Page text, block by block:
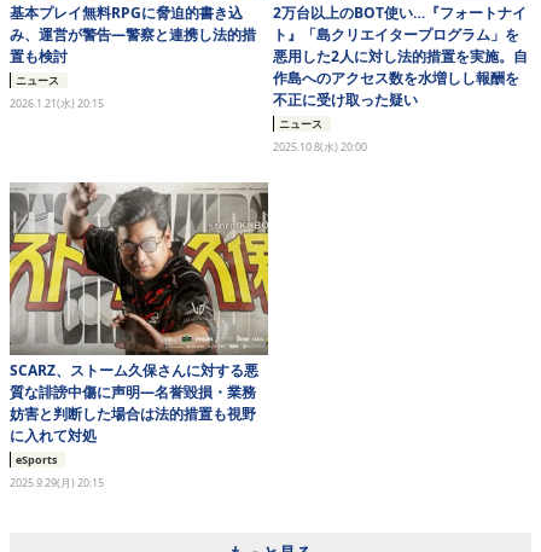
基本プレイ無料RPGに脅迫的書き込
み、運営が警告―警察と連携し法的措
置も検討
ニュース
2026.1.21(水) 20:15
2万台以上のBOT使い…『フォートナイ
ト』「島クリエイタープログラム」を
悪用した2人に対し法的措置を実施。自
作島へのアクセス数を水増しし報酬を
不正に受け取った疑い
ニュース
2025.10.8(水) 20:00
SCARZ、ストーム久保さんに対する悪
質な誹謗中傷に声明―名誉毀損・業務
妨害と判断した場合は法的措置も視野
に入れて対処
eSports
2025.9.29(月) 20:15